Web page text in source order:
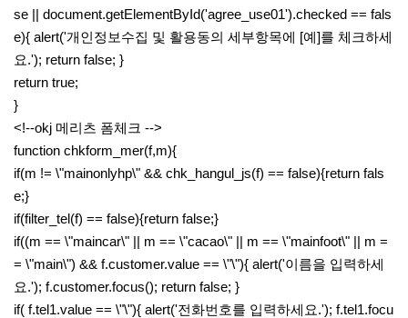
se || document.getElementById('agree_use01').checked == fals
e){ alert('개인정보수집 및 활용동의 세부항목에 [예]를 체크하세
요.'); return false; }
return true;
}
<!--okj 메리츠 폼체크 -->
function chkform_mer(f,m){
if(m != \"mainonlyhp\" && chk_hangul_js(f) == false){return fals
e;}
if(filter_tel(f) == false){return false;}
if((m == \"maincar\" || m == \"cacao\" || m == \"mainfoot\" || m =
= \"main\") && f.customer.value == \"\"){ alert('이름을 입력하세
요.'); f.customer.focus(); return false; }
if( f.tel1.value == \"\"){ alert('전화번호를 입력하세요.'); f.tel1.focu